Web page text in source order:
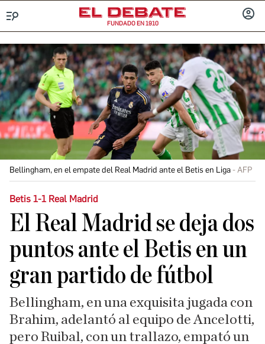
FUNDADO EN 1910
Bellingham, en el empate del Real Madrid ante el Betis en Liga AFP
Betis 1-1 Real Madrid
El Real Madrid se deja dos
puntos ante el Betis en un
gran partido de fútbol
Bellingham, en una exquisita jugada con
Brahim, adelantó al equipo de Ancelotti,
pero Ruibal, con un trallazo, empató un